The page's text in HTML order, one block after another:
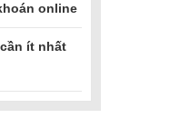
online
ít nhất